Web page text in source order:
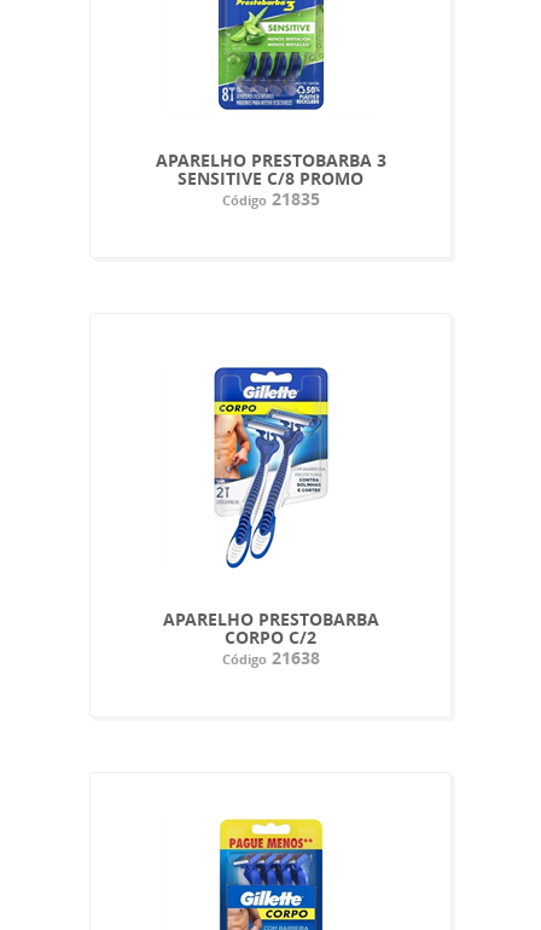
APARELHO PRESTOBARBA 3
SENSITIVE C/8 PROMO
Código21835
APARELHO PRESTOBARBA
CORPO C/2
Código21638